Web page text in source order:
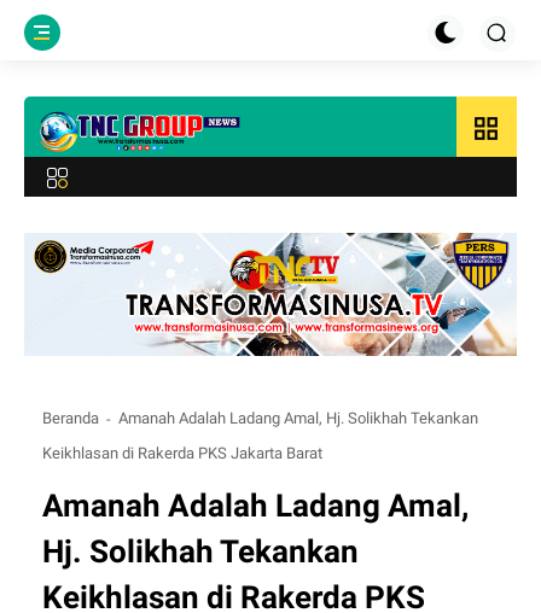
grid_view
Beranda
Amanah Adalah Ladang Amal, Hj. Solikhah Tekankan
Keikhlasan di Rakerda PKS Jakarta Barat
Amanah Adalah Ladang Amal,
Hj. Solikhah Tekankan
Keikhlasan di Rakerda PKS